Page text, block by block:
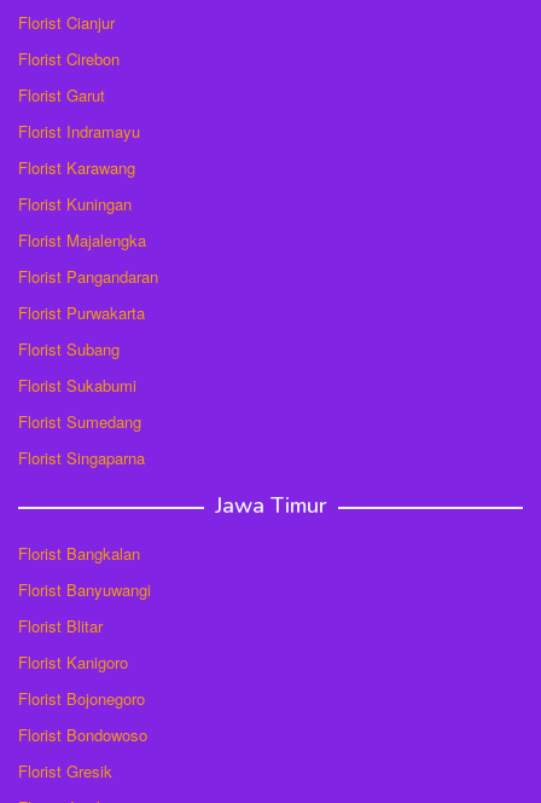
Florist Cianjur
Florist Cirebon
Florist Garut
Florist Indramayu
Florist Karawang
Florist Kuningan
Florist Majalengka
Florist Pangandaran
Florist Purwakarta
Florist Subang
Florist Sukabumi
Florist Sumedang
Florist Singaparna
Jawa Timur
Florist Bangkalan
Florist Banyuwangi
Florist Blitar
Florist Kanigoro
Florist Bojonegoro
Florist Bondowoso
Florist Gresik